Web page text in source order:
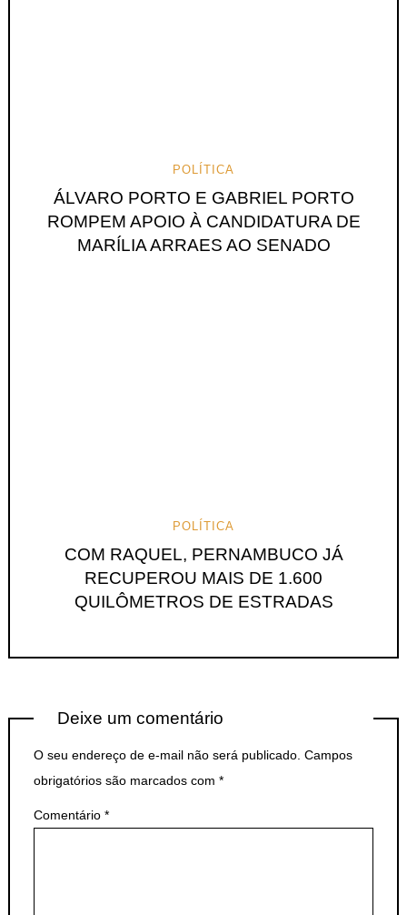
POLÍTICA
ÁLVARO PORTO E GABRIEL PORTO
ROMPEM APOIO À CANDIDATURA DE
MARÍLIA ARRAES AO SENADO
POLÍTICA
COM RAQUEL, PERNAMBUCO JÁ
RECUPEROU MAIS DE 1.600
QUILÔMETROS DE ESTRADAS
Deixe um comentário
O seu endereço de e-mail não será publicado. Campos
obrigatórios são marcados com *
Comentário *